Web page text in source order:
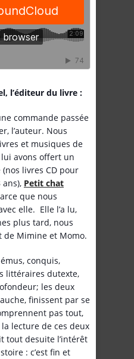
l’éditeur du livre :
commande passée
l’auteur. Nous
et musiques de
avons offert un
livres CD pour
Petit chat
que nous
elle. Elle l’a lu,
plus tard, nous
de Mimine et Momo.
conquis,
littéraires dutexte,
les deux
finissent par se
pas tout,
lecture de ces deux
tout desuite l’intérêt
: c’est fin et